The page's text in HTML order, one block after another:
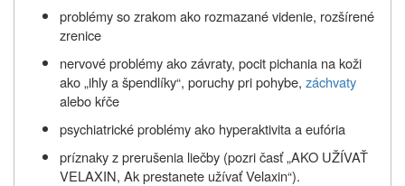
problémy so zrakom ako rozmazané videnie, rozšírené
zrenice
nervové problémy ako závraty, pocit pichania na koži
ako „ihly a špendlíky“, poruchy pri pohybe, záchvaty
alebo kŕče
psychiatrické problémy ako hyperaktivita a eufória
príznaky z prerušenia liečby (pozri časť„AKO UŽÍVAŤ
VELAXIN, Ak prestanete užívať Velaxin“).